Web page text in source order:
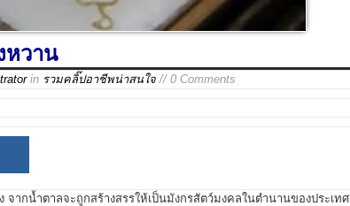
หวาน
in รวมคลิ๊ปอาชีพน่าสนใจ // 0 Comments
จากน้ำตาลจะถูกสร้างสรรให้เป็นมังกรสัตว์มงคลในตำนานของประเทศ